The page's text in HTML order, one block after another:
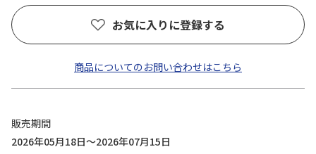
お気に入りに登録する
商品についてのお問い合わせはこちら
販売期間
2026年05月18日～2026年07月15日